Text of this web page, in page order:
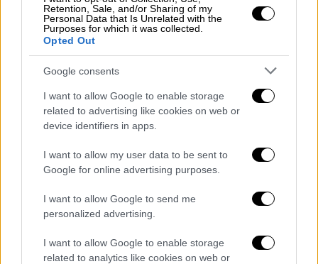
Retention, Sale, and/or Sharing of my
Personal Data that Is Unrelated with the
Purposes for which it was collected.
Opted Out
Google consents
I want to allow Google to enable storage
related to advertising like cookies on web or
device identifiers in apps.
I want to allow my user data to be sent to
Google for online advertising purposes.
I want to allow Google to send me
personalized advertising.
I want to allow Google to enable storage
related to analytics like cookies on web or
καταστροφικό εκλογικό σύστημα. Αν δεν
μπορούσαμε να την εξουδετερώσουμε θα
οδηγούσε τη χώρα σε πολυετή ακυβερνησία
την Ελλάδα και σε τεράστια οικονομική
κρίση», πρόσθεσε.